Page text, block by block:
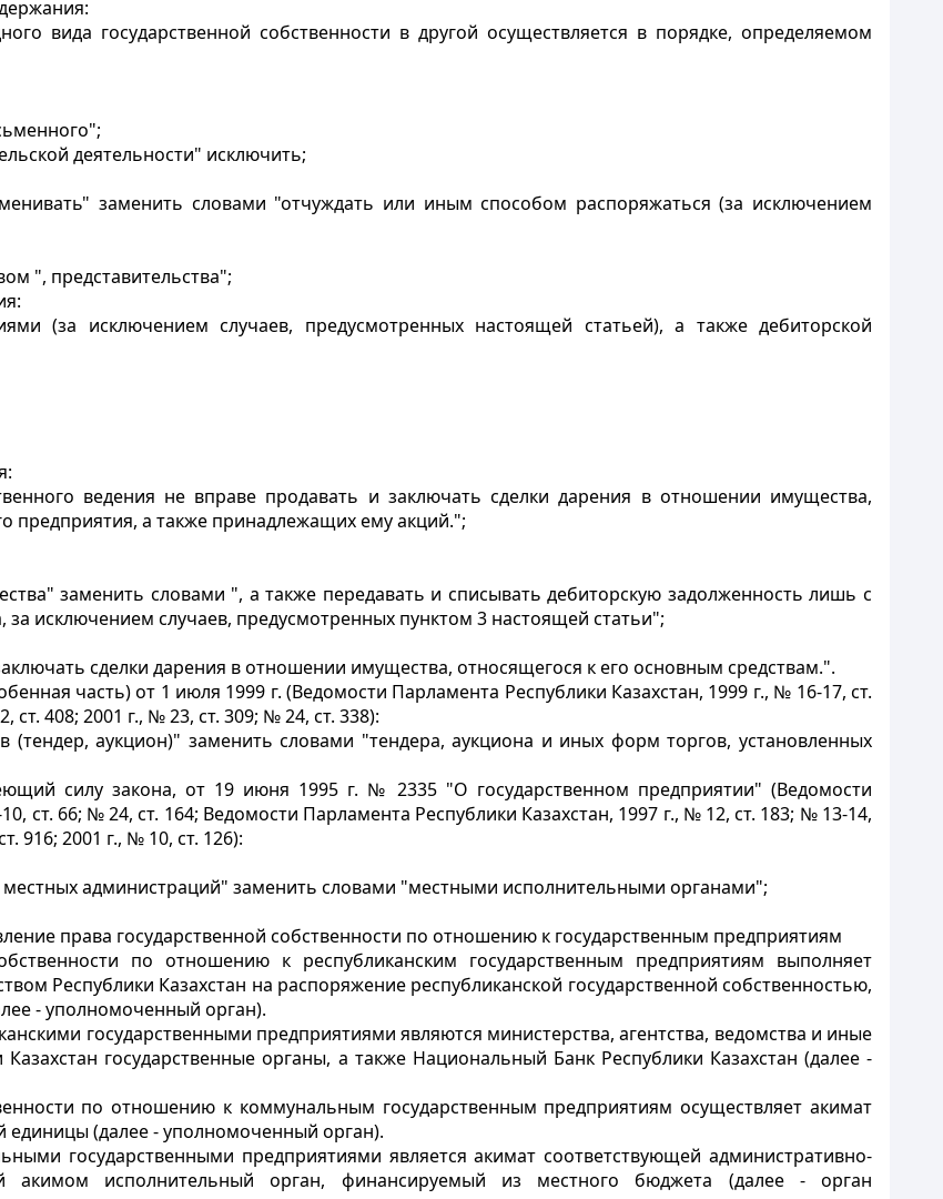
вида государственной собственности в другой осуществляется в порядке, определяемом
деятельности" исключить;
заменить словами "отчуждать или иным способом распоряжаться (за исключением
", представительства";
(за исключением случаев, предусмотренных настоящей статьей), а также дебиторской
ведения не вправе продавать и заключать сделки дарения в отношении имущества,
предприятия, а также принадлежащих ему акций.";
заменить словами ", а также передавать и списывать дебиторскую задолженность лишь с
за исключением случаев, предусмотренных пунктом 3 настоящей статьи";
сделки дарения в отношении имущества, относящегося к его основным средствам.".
часть) от 1 июля 1999 г. (Ведомости Парламента Республики Казахстан, 1999 г., № 16-17, ст.
408; 2001 г., № 23, ст. 309; № 24, ст. 338):
(тендер, аукцион)" заменить словами "тендера, аукциона и иных форм торгов, установленных
силу закона, от 19 июня 1995 г. № 2335 "О государственном предприятии" (Ведомости
ст. 66; № 24, ст. 164; Ведомости Парламента Республики Казахстан, 1997 г., № 12, ст. 183; № 13-14,
916; 2001 г., № 10, ст. 126):
местных администраций" заменить словами "местными исполнительными органами";
права государственной собственности по отношению к государственным предприятиям
по отношению к республиканским государственным предприятиям выполняет
Республики Казахстан на распоряжение республиканской государственной собственностью,
- уполномоченный орган).
государственными предприятиями являются министерства, агентства, ведомства и иные
государственные органы, а также Национальный Банк Республики Казахстан (далее -
по отношению к коммунальным государственным предприятиям осуществляет акимат
(далее - уполномоченный орган).
государственными предприятиями является акимат соответствующей административно-
акимом исполнительный орган, финансируемый из местного бюджета (далее - орган